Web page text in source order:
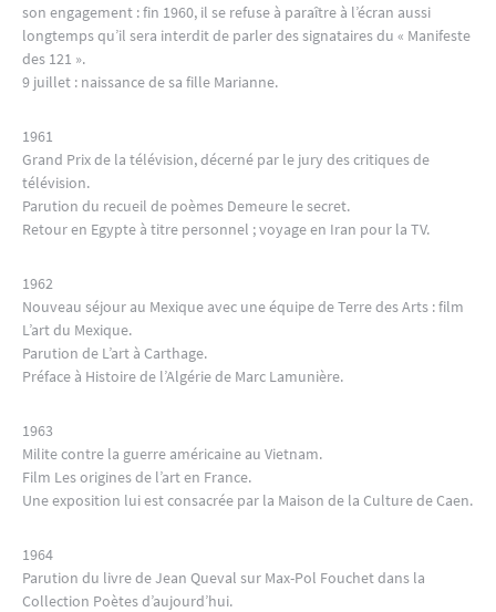
son engagement : fin 1960, il se refuse à paraître à l’écran aussi
longtemps qu’il sera interdit de parler des signataires du « Manifeste
des 121 ».
9 juillet : naissance de sa fille Marianne.
1961
Grand Prix de la télévision, décerné par le jury des critiques de
télévision.
Parution du recueil de poèmes Demeure le secret.
Retour en Egypte à titre personnel ; voyage en Iran pour la TV.
1962
Nouveau séjour au Mexique avec une équipe de Terre des Arts : film
L’art du Mexique.
Parution de L’art à Carthage.
Préface à Histoire de l’Algérie de Marc Lamunière.
1963
Milite contre la guerre américaine au Vietnam.
Film Les origines de l’art en France.
Une exposition lui est consacrée par la Maison de la Culture de Caen.
1964
Parution du livre de Jean Queval sur Max-Pol Fouchet dans la
Collection Poètes d’aujourd’hui.